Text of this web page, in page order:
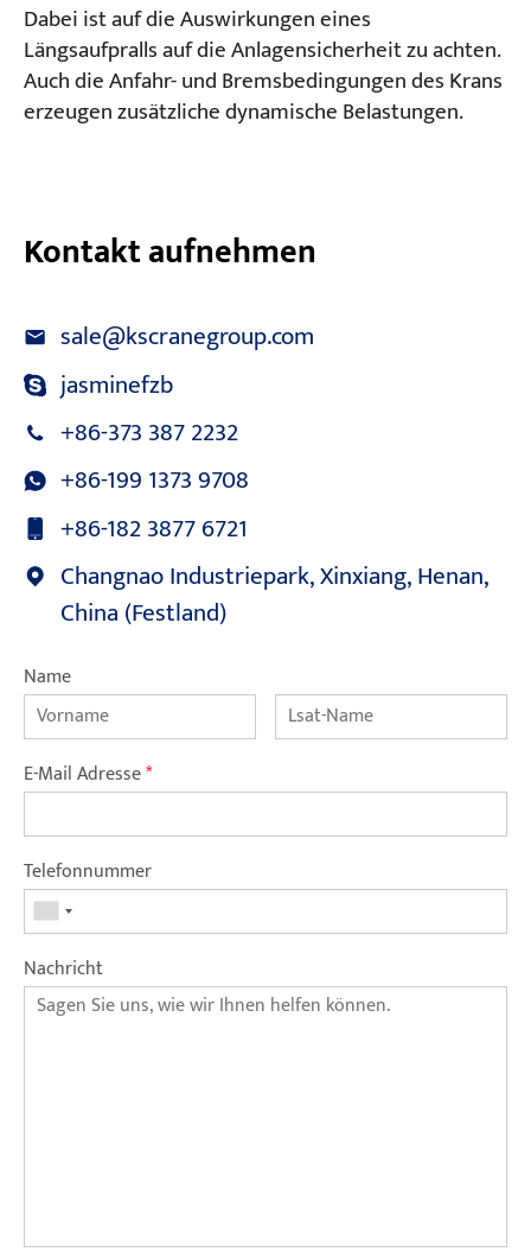
Dabei ist auf die Auswirkungen eines
Längsaufpralls auf die Anlagensicherheit zu achten.
Auch die Anfahr- und Bremsbedingungen des Krans
erzeugen zusätzliche dynamische Belastungen.
Kontakt aufnehmen
sale@kscranegroup.com
jasminefzb
+86-373 387 2232
+86-199 1373 9708
+86-182 3877 6721
Changnao Industriepark, Xinxiang, Henan,
China (Festland)
Name
E-Mail Adresse*
Telefonnummer
Nachricht